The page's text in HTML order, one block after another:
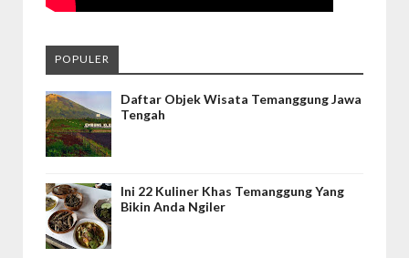
POPULER
Daftar Objek Wisata Temanggung Jawa
Tengah
Ini 22 Kuliner Khas Temanggung Yang
Bikin Anda Ngiler